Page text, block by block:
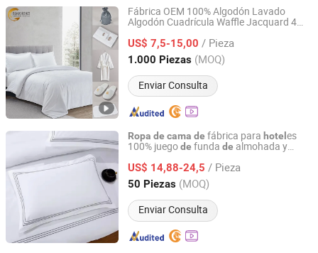
Fábrica OEM 100% Algodón Lavado
Algodón Cuadrícula Waffle Jacquard 4
US$ 7,5-15,00 / Pieza
1.000 Piezas (MOQ)
Enviar Consulta
Qingdao Chifang Textile and Industry Co., Ltd.
Shandong, China Desde 2020
Ropa de cama de fábrica para hotel es
100% juegode funda de almohada y
hotel para lujo
US$ 14,88-24,5 / Pieza
50 Piezas (MOQ)
Enviar Consulta
Guangzhou Unique Hotel Supplies Co., Ltd.
Guangdong, China Desde 2024